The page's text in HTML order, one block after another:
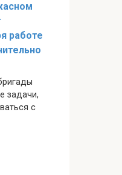
работе
задачи,
с